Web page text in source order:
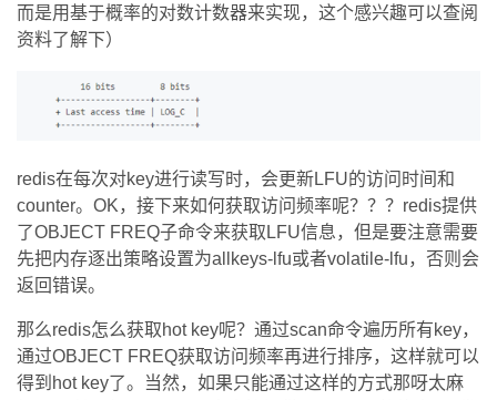
而是用基于概率的对数计数器来实现，这个感兴趣可以查阅
资料了解下）
redis在每次对key进行读写时，会更新LFU的访问时间和
counter。OK，接下来如何获取访问频率呢？？？redis提供
了OBJECT FREQ子命令来获取LFU信息，但是要注意需要
先把内存逐出策略设置为allkeys-lfu或者volatile-lfu，否则会
返回错误。
那么redis怎么获取hot key呢？通过scan命令遍历所有key，
通过OBJECT FREQ获取访问频率再进行排序，这样就可以
得到hot key了。当然，如果只能通过这样的方式那呀太麻